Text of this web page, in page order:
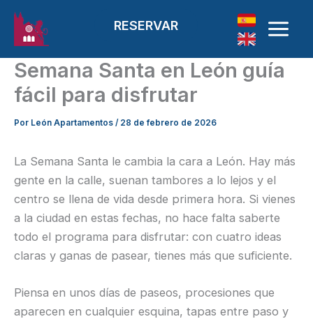
Ir al contenido
RESERVAR
Semana Santa en León guía
fácil para disfrutar
Por León Apartamentos / 28 de febrero de 2026
La Semana Santa le cambia la cara a León. Hay más
gente en la calle, suenan tambores a lo lejos y el
centro se llena de vida desde primera hora. Si vienes
a la ciudad en estas fechas, no hace falta saberte
todo el programa para disfrutar: con cuatro ideas
claras y ganas de pasear, tienes más que suficiente.
Piensa en unos días de paseos, procesiones que
aparecen en cualquier esquina, tapas entre paso y